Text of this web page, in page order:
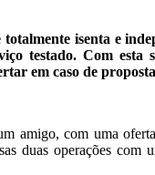
isenta e
testado. Com esta
em caso de
amigo, com uma
duas operações